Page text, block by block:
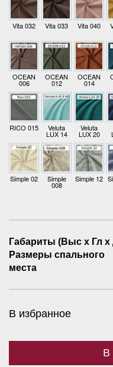
Vita 032 Vita 033 Vita 040
OCEAN
006
OCEAN
012
OCEAN
014
RICO 015 Veluta
LUX 14
Veluta
LUX 20
Simple 02 Simple
008
Simple 12
Габариты (Выс х Гл х
Размеры спального
места
В избранное
В